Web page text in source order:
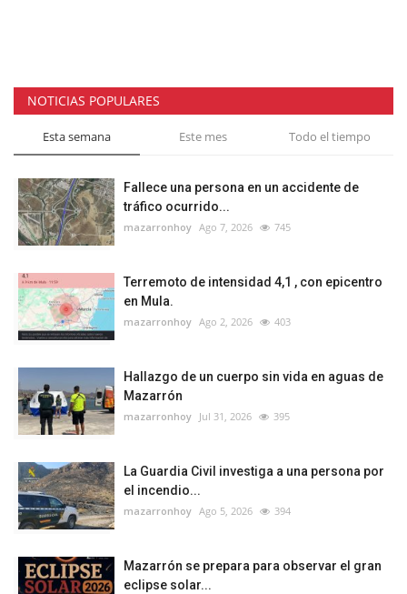
NOTICIAS POPULARES
Esta semana Este mes Todo el tiempo
Fallece una persona en un accidente de
tráfico ocurrido...
mazarronhoy Ago 7, 2026 745
Terremoto de intensidad 4,1 , con epicentro
en Mula.
mazarronhoy Ago 2, 2026 403
Hallazgo de un cuerpo sin vida en aguas de
Mazarrón
mazarronhoy Jul 31, 2026 395
La Guardia Civil investiga a una persona por
el incendio...
mazarronhoy Ago 5, 2026 394
Mazarrón se prepara para observar el gran
eclipse solar...